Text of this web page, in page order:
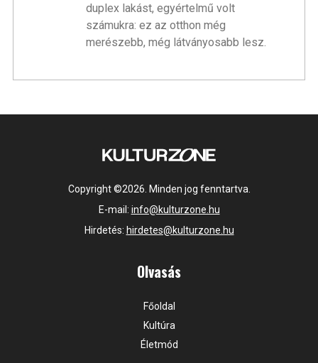
duplex lakást, egyértelmű volt
számukra: ez az otthon még
merészebb, még látványosabb lesz.
Copyright ©2026. Minden jog fenntartva.
E-mail: info@kulturzone.hu
Hirdetés: hirdetes@kulturzone.hu
Olvasás
Főoldal
Kultúra
Életmód